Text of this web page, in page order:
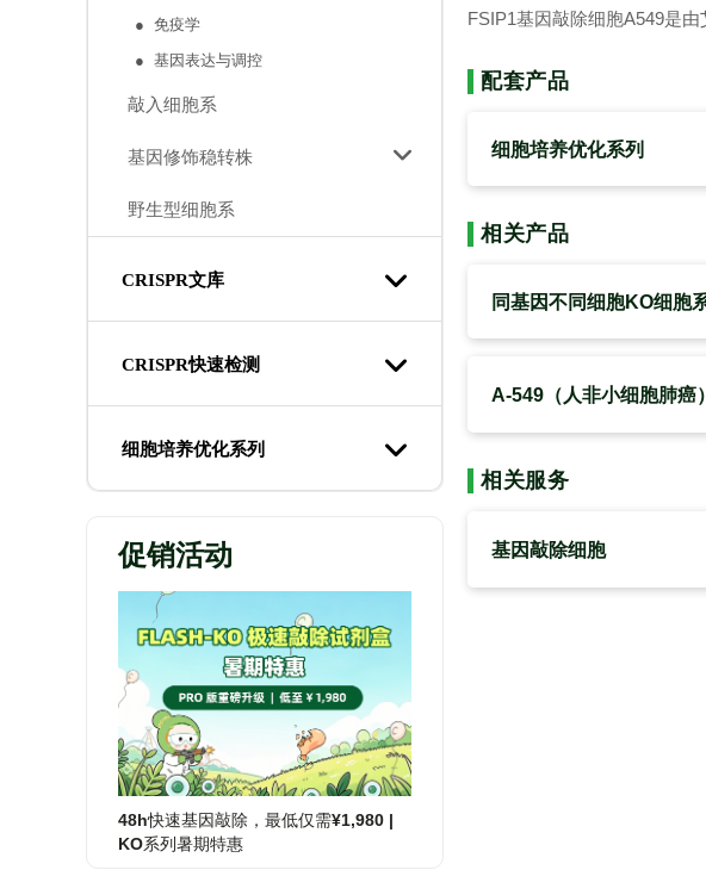
● 免疫学
● 基因表达与调控
敲入细胞系
基因修饰稳转株
野生型细胞系
CRISPR文库
CRISPR快速检测
细胞培养优化系列
促销活动
48h快速基因敲除，最低仅需¥1,980 |
KO系列暑期特惠
FSIP1基因敲除细胞A549是
配套产品
细胞培养优化系列
相关产品
同基因不同细胞KO细胞
A-549（人非小细胞肺癌）
相关服务
基因敲除细胞